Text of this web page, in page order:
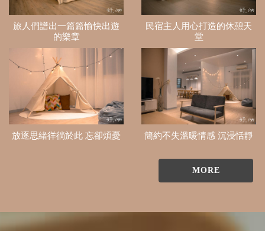
旅人們譜出一篇篇愉快出遊
的樂章
民宿主人用心打造的休憩天
堂
放逐思緒徉徜於此 忘卻煩憂 簡約不失溫暖情感 沉浸恬靜
MORE